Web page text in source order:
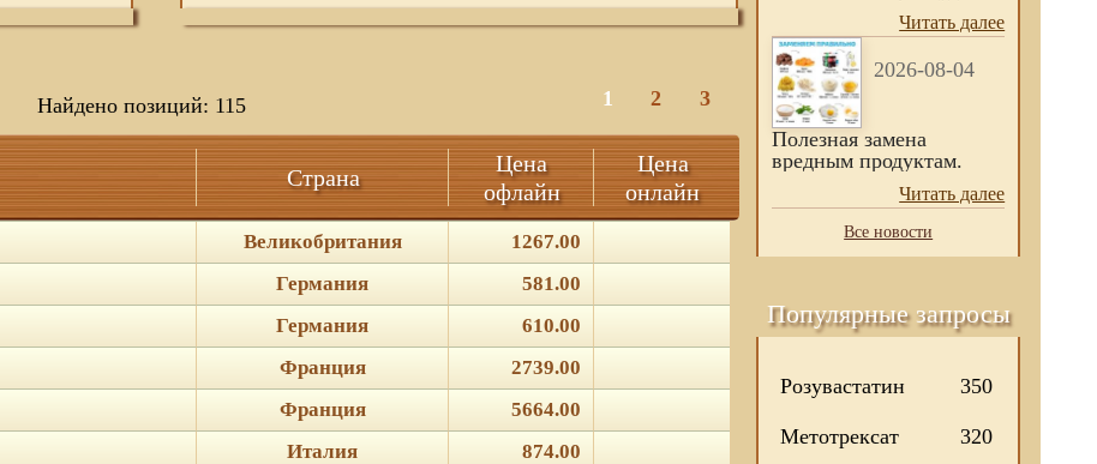
Найдено позиций: 115 1 2 3
Страна
Цена
офлайн
Цена
онлайн
Великобритания
1267.00
Германия
581.00
Германия
610.00
Франция
2739.00
Франция
5664.00
Италия
874.00
Читать далее
2026-08-04
Полезная замена
вредным продуктам.
Читать далее
Все новости
Популярные запросы
Розувастатин 350
Метотрексат 320